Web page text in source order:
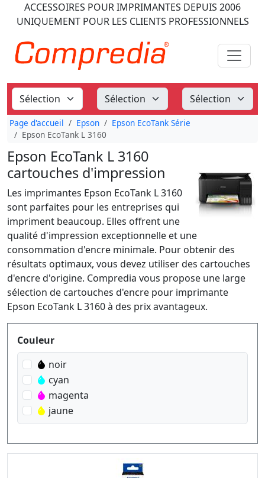
ACCESSOIRES POUR IMPRIMANTES DEPUIS 2006
UNIQUEMENT POUR LES CLIENTS PROFESSIONNELS
Page d'accueil Epson
Epson EcoTank Série
Epson EcoTank L 3160
Epson EcoTank L 3160
cartouches d'impression
Les imprimantes Epson EcoTank L 3160
sont parfaites pour les entreprises qui
impriment beaucoup. Elles offrent une
qualité d'impression exceptionnelle et une
consommation d'encre minimale. Pour obtenir des
résultats optimaux, vous devez utiliser des cartouches
d'encre d'origine. Compredia vous propose une large
sélection de cartouches d'encre pour imprimante
Epson EcoTank L 3160 à des prix avantageux.
Produktfilter
Couleur
noir
cyan
magenta
jaune